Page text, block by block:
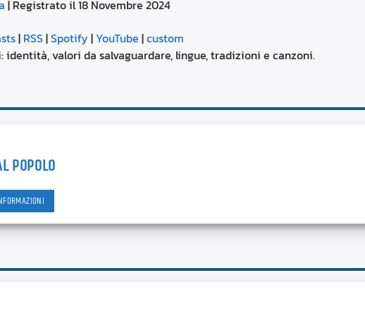
volume.
SHARE
| Registrato il 18 Novembre 2024
| RSS|Spotify | YouTube |custom
valori da salvaguardare, lingue, tradizioni e canzoni.
POPOLO